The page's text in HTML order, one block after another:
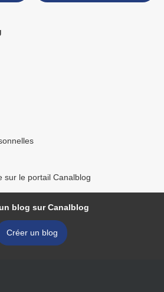
sur le portail Canalblog
blog sur Canalblog
Créer un blog